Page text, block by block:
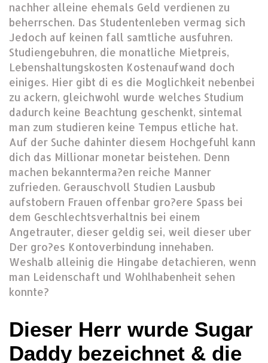
nachher alleine ehemals Geld verdienen zu
beherrschen. Das Studentenleben vermag sich
Jedoch auf keinen fall samtliche ausfuhren.
Studiengebuhren, die monatliche Mietpreis,
Lebenshaltungskosten Kostenaufwand doch
einiges. Hier gibt di es die Moglichkeit nebenbei
zu ackern, gleichwohl wurde welches Studium
dadurch keine Beachtung geschenkt, sintemal
man zum studieren keine Tempus etliche hat.
Auf der Suche dahinter diesem Hochgefuhl kann
dich das Millionar monetar beistehen. Denn
machen bekannterma?en reiche Manner
zufrieden. Gerauschvoll Studien Lausbub
aufstobern Frauen offenbar gro?ere Spass bei
dem Geschlechtsverhaltnis bei einem
Angetrauter, dieser geldig sei, weil dieser uber
Der gro?es Kontoverbindung innehaben.
Weshalb alleinig die Hingabe detachieren, wenn
man Leidenschaft und Wohlhabenheit sehen
konnte?
Dieser Herr wurde Sugar
Daddy bezeichnet & die